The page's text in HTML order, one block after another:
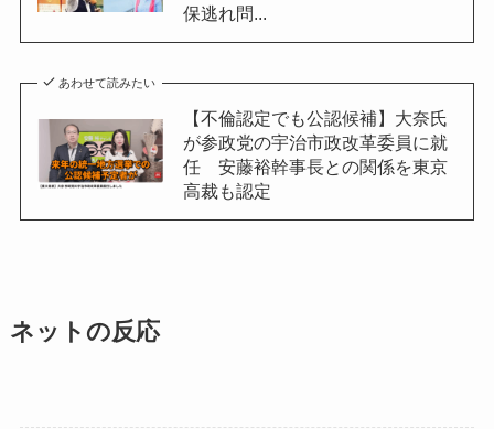
保逃れ問...
あわせて読みたい
【不倫認定でも公認候補】大奈氏
が参政党の宇治市政改革委員に就
任 安藤裕幹事長との関係を東京
高裁も認定
ネットの反応